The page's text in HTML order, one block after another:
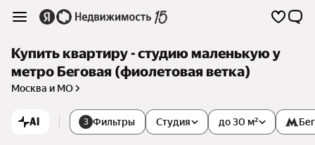
Купить квартиру - студию маленькую у
метро Беговая (фиолетовая ветка)
Москва и МО
AI 3 Фильтры Студия до 30 м²